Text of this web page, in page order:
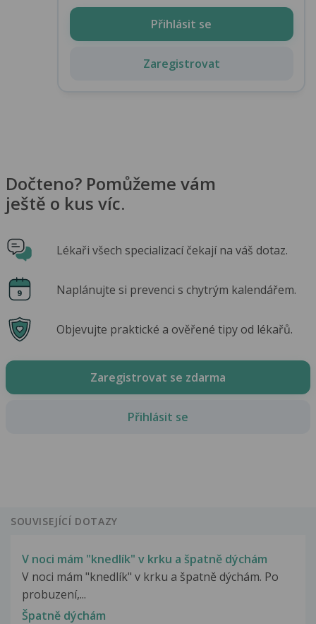
Přihlásit se
Zaregistrovat
Dočteno? Pomůžeme vám
ještě o kus víc.
Lékaři všech specializací čekají na váš dotaz.
Naplánujte si prevenci s chytrým kalendářem.
Objevujte praktické a ověřené tipy od lékařů.
Zaregistrovat se zdarma
Přihlásit se
SOUVISEJÍCÍ DOTAZY
V noci mám "knedlík" v krku a špatně dýchám
V noci mám "knedlík" v krku a špatně dýchám. Po
probuzení,...
Špatně dýchám